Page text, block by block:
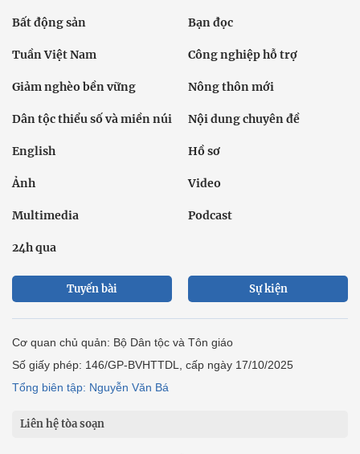
Bất động sản Bạn đọc
Tuần Việt Nam Công nghiệp hỗ trợ
Giảm nghèo bền vững Nông thôn mới
Dân tộc thiểu số và miền núi Nội dung chuyên đề
English Hồ sơ
Ảnh Video
Multimedia Podcast
24h qua
Tuyến bài Sự kiện
Cơ quan chủ quản: Bộ Dân tộc và Tôn giáo
Số giấy phép: 146/GP-BVHTTDL, cấp ngày 17/10/2025
Tổng biên tập: Nguyễn Văn Bá
Liên hệ tòa soạn